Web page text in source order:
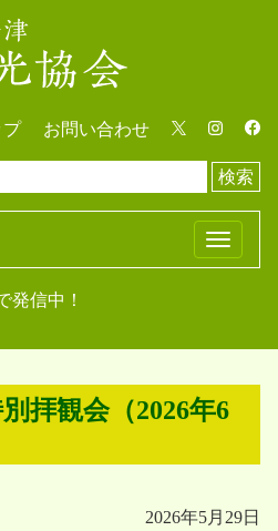
プ お問い合わせ
検索
T
o
l
e
n
v
g
発信中！
拝観会（2026年6
2026年5月29日